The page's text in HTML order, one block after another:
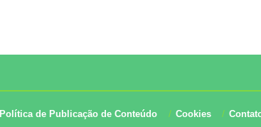
Política de Publicação de Conteúdo Cookies